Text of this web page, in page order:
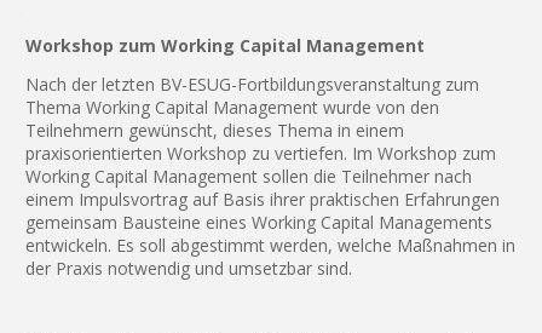
Workshop zum Working Capital Management
Nach der letzten BV-ESUG-Fortbildungsveranstaltung zum
Thema Working Capital Management wurde von den
Teilnehmern gewünscht, dieses Thema in einem
praxisorientierten Workshop zu vertiefen. Im Workshop zum
Working Capital Management sollen die Teilnehmer nach
einem Impulsvortrag auf Basis ihrer praktischen Erfahrungen
gemeinsam Bausteine eines Working Capital Managements
entwickeln. Es soll abgestimmt werden, welche Maßnahmen in
der Praxis notwendig und umsetzbar sind.